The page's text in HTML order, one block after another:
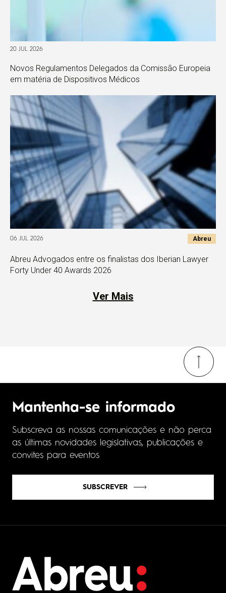
20 JUL 2026
Novos Regulamentos Delegados da Comissão Europeia
em matéria de Dispositivos Médicos
06 JUL 2026 Abreu
Abreu Advogados entre os finalistas dos Iberian Lawyer
Forty Under 40 Awards 2026
Ver Mais
Mantenha-se informado
Subscreva as nossas comunicações e não perca
as últimas novidades legislativas, publicações e
convites para eventos
SUBSCREVER